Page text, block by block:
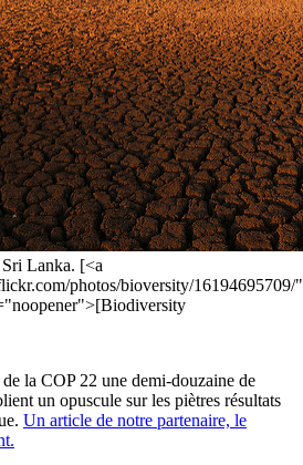
Sri Lanka. [<a
photos/bioversity/16194695709/"
la COP 22 une demi-douzaine de
un opuscule sur les piètres résultats
Un article de notre partenaire, le